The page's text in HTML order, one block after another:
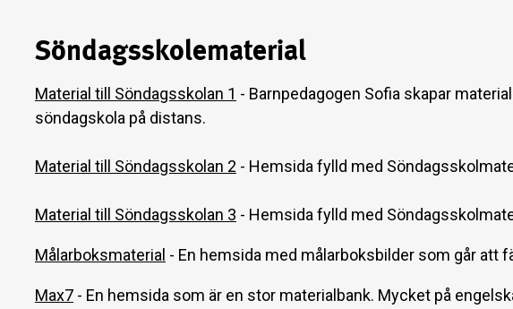
Söndagsskolematerial
Material till Söndagsskolan 1 - Barnpedagogen Sofia skapar
söndagskola på distans.
Material till Söndagsskolan 2 - Hemsida fylld med
Material till Söndagsskolan 3 - Hemsida fylld med
Målarboksmaterial - En hemsida med målarboksbilder som går att
Max7- En hemsida som är en stor materialbank. Mycket på